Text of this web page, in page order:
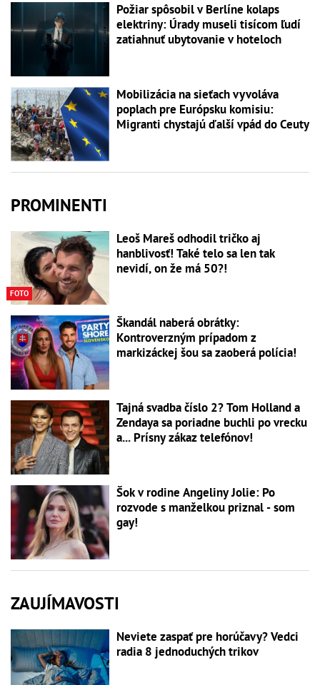
Požiar spôsobil v Berlíne kolaps
elektriny: Úrady museli tisícom ľudí
zatiahnuť ubytovanie v hoteloch
Mobilizácia na sieťach vyvoláva
poplach pre Európsku komisiu:
Migranti chystajú ďalší vpád do Ceuty
PROMINENTI
FOTO
Leoš Mareš odhodil tričko aj
hanblivosť! Také telo sa len tak
nevidí, on že má 50?!
Škandál naberá obrátky:
Kontroverzným prípadom z
markizáckej šou sa zaoberá polícia!
Tajná svadba číslo 2? Tom Holland a
Zendaya sa poriadne buchli po vrecku
a... Prísny zákaz telefónov!
Šok v rodine Angeliny Jolie: Po
rozvode s manželkou priznal - som
gay!
ZAUJÍMAVOSTI
Neviete zaspať pre horúčavy? Vedci
radia 8 jednoduchých trikov